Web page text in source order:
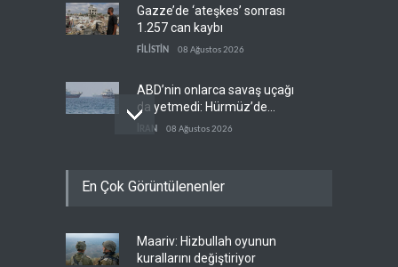
Gazze’de ‘ateşkes’ sonrası
1.257 can kaybı
FİLİSTİN 08 Ağustos 2026
ABD’nin onlarca savaş uçağı
da yetmedi: Hürmüz’de
gemi vuruldu
İRAN 08 Ağustos 2026
'Arap projesi' uyarısı
Mossad’ın İran'a karşı Kürt
En Çok Görüntülenenler
Maariv: Hizbullah oyunun
kurallarını değiştiriyor